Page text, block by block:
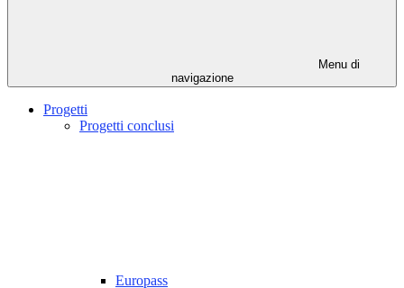
Menu di
navigazione
Progetti
Progetti conclusi
Europass